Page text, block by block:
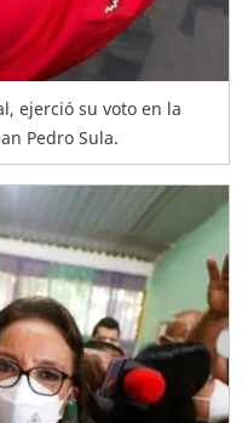
ejerció su voto en la
Pedro Sula.